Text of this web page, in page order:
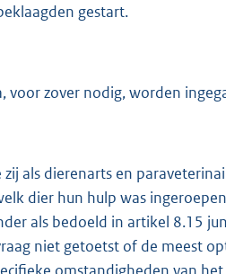
gestart.
voor zover nodig, worden
als dierenarts en
dier hun hulp was
als bedoeld in artikel 8.15
niet getoetst of de meest